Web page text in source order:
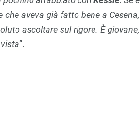
aveva già fatto bene a Cesena,
ascoltare sul rigore. È giovane,
”.